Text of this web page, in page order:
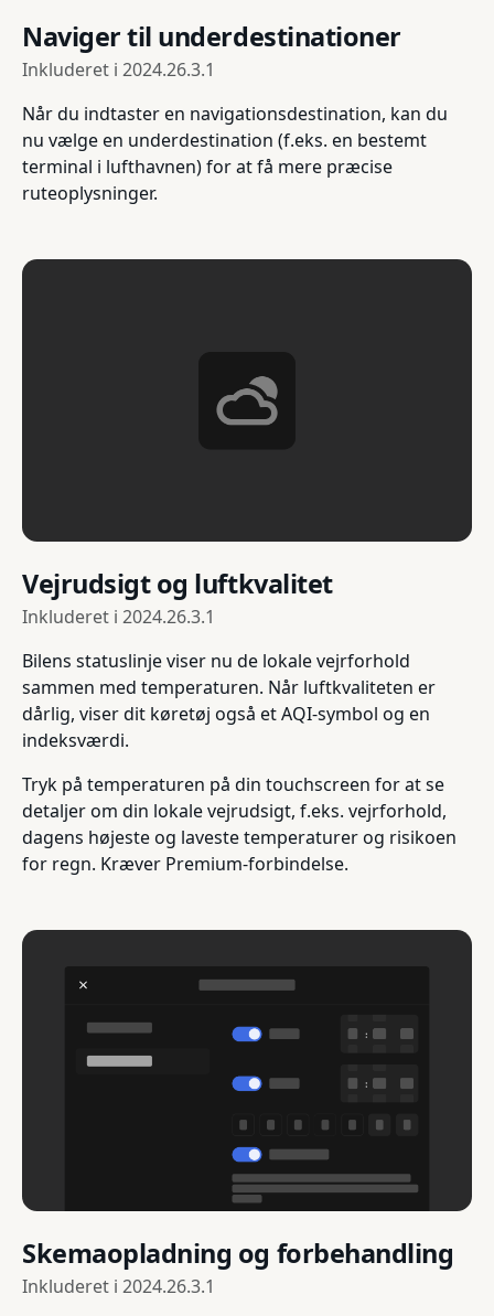
Naviger til underdestinationer
Inkluderet i 2024.26.3.1
Når du indtaster en navigationsdestination, kan du
nu vælge en underdestination (f.eks. en bestemt
terminal i lufthavnen) for at få mere præcise
ruteoplysninger.
Vejrudsigt og luftkvalitet
Inkluderet i 2024.26.3.1
Bilens statuslinje viser nu de lokale vejrforhold
sammen med temperaturen. Når luftkvaliteten er
dårlig, viser dit køretøj også et AQI-symbol og en
indeksværdi.
Tryk på temperaturen på din touchscreen for at se
detaljer om din lokale vejrudsigt, f.eks. vejrforhold,
dagens højeste og laveste temperaturer og risikoen
for regn. Kræver Premium-forbindelse.
Skemaopladning og forbehandling
Inkluderet i 2024.26.3.1